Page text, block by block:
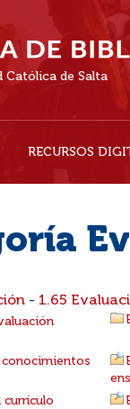
Católica de Salta
RECURSOS
- 1.65
conocimientos
currículo